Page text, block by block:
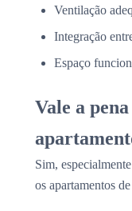
Ventilação
Integração
Espaço
Vale a
Sim,
os apartamentos